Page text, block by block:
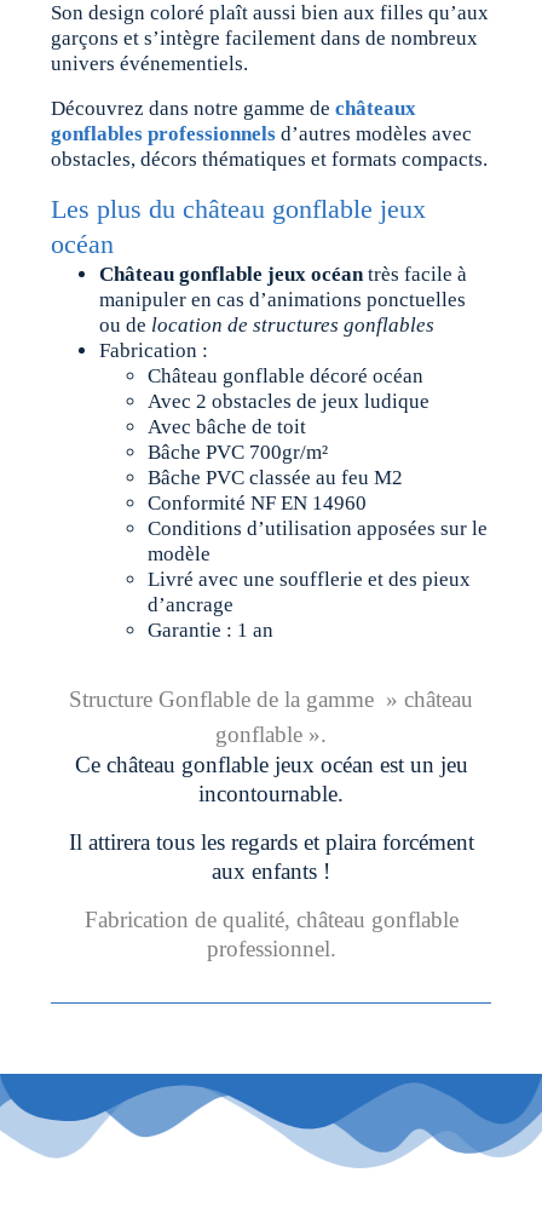
Son design coloré plaît aussi bien aux filles qu’aux
garçons et s’intègre facilement dans de nombreux
univers événementiels.
Découvrez dans notre gamme dechâteaux
gonflables professionnels d’autres modèles avec
obstacles, décors thématiques et formats compacts.
Les plus du château gonflable jeux
océan
Château gonflable jeux océantrès facile à
manipuler en cas d’animations ponctuelles
ou de location de structures gonflables
Fabrication :
Château gonflable décoré océan
Avec 2 obstacles de jeux ludique
Avec bâche de toit
Bâche PVC 700gr/m²
Bâche PVC classée au feu M2
Conformité NF EN 14960
Conditions d’utilisation apposées sur le
modèle
Livré avec une soufflerie et des pieux
d’ancrage
Garantie : 1 an
Structure Gonflable de la gamme » château
gonflable ».
Ce château gonflable jeux océan est un jeu
incontournable.
Il attirera tous les regards et plaira forcément
aux enfants !
Fabrication de qualité, château gonflable
professionnel.